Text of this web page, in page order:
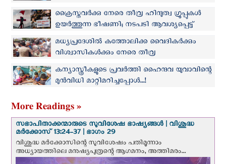
ആയിരക്കണക്കിന് ക്രൈസ്തവരുടെ റാലി
ക്രൈസ്തവര്‍ക്കു നേരെ തീവ്ര ഹിന്ദുത്വ ഗ്രൂപ്പുകള്‍
ഉയര്‍ത്തുന്ന ഭീഷണി; നടപടി ആവശ്യപ്പെട്ട്
മെമ്മോറാണ്ടം സമര്‍പ്പിച്ചു
മധ്യപ്രദേശില്‍ കത്തോലിക്ക വൈദികര്‍ക്കും
വിശ്വാസികള്‍ക്കും നേരെ തീവ്ര
ഹിന്ദുത്വവാദികളുടെ ആക്രമണം
കന്യാസ്ത്രീകളുടെ പ്രവര്‍ത്തി ഹൈന്ദവ യുവാവിന്റെ
മുന്‍വിധി മാറ്റിമറിച്ചപ്പോള്‍...!
More Readings »
സഭാപിതാക്കന്മാരുടെ സുവിശേഷ ഭാഷ്യങ്ങള്‍ | വിശുദ്ധ
മര്‍ക്കോസ് 13:24-37 | ഭാഗം 29
വിശുദ്ധ മര്‍ക്കോസിന്റെ സുവിശേഷം പതിമൂന്നാം
അധ്യായത്തിലെ മനുഷ്യപുത്രന്റെ ആഗമനം, അത്തിമരം...